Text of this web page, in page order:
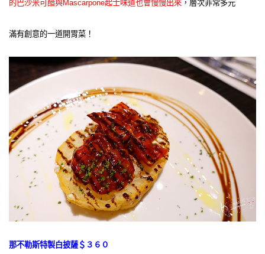
的巴沙米可醋與Mascarpone起士味道也會慢慢出來 ，層次非常多元
滿有創意的一道開胃菜！
那不勒斯特製白披薩＄３６０